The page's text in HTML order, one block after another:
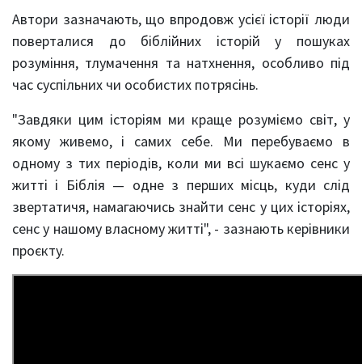
Автори зазначають, що впродовж усієї історії люди
поверталися до біблійних історій у пошуках
розуміння, тлумачення та натхнення, особливо під
час суспільних чи особистих потрясінь.
"Завдяки цим історіям ми краще розуміємо світ, у
якому живемо, і самих себе. Ми перебуваємо в
одному з тих періодів, коли ми всі шукаємо сенс у
житті і Біблія — одне з перших місць, куди слід
звертатичя, намагаючись знайти сенс у цих історіях,
сенс у нашому власному житті", - зазнають керівники
проєкту.